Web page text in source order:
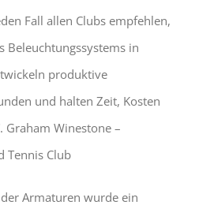
Fall allen Clubs empfehlen,
Beleuchtungssystems in
produktive
und halten Zeit, Kosten
Graham Winestone –
Tennis Club
Armaturen wurde ein